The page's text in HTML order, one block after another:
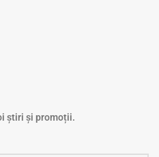
știri și promoții.